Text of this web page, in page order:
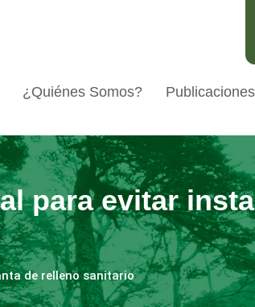
¿Quiénes Somos? Publicaciones
para evitar
de relleno sanitario